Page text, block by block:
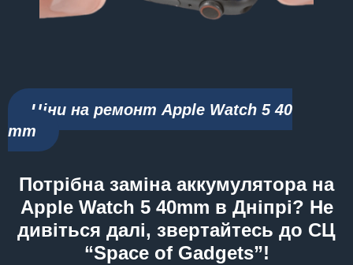
Ціни на ремонт Apple Watch 5 40
mm
Потрібна заміна аккумулятора на
Apple Watch 5 40mm в Дніпрі? Не
дивіться далі, звертайтесь до СЦ
“Space of Gadgets”!